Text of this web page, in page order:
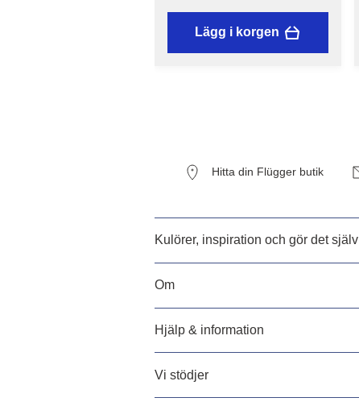
Lägg i korgen
Hitta din Flügger butik
Kulörer, inspiration och gör det själv
Om
Hjälp & information
Vi stödjer